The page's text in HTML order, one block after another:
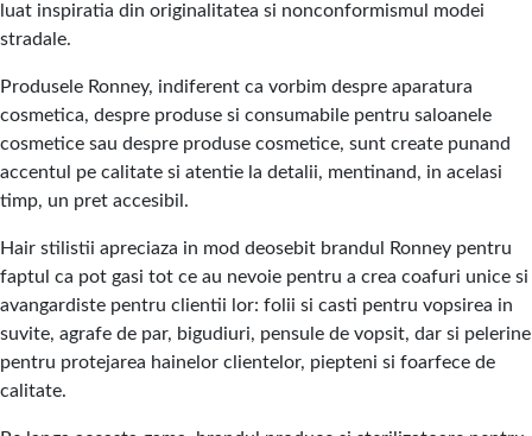
luat inspiratia din originalitatea si nonconformismul modei
stradale.
Produsele Ronney, indiferent ca vorbim despre aparatura
cosmetica, despre produse si consumabile pentru saloanele
cosmetice sau despre produse cosmetice, sunt create punand
accentul pe calitate si atentie la detalii, mentinand, in acelasi
timp, un pret accesibil.
Hair stilistii apreciaza in mod deosebit brandul Ronney pentru
faptul ca pot gasi tot ce au nevoie pentru a crea coafuri unice si
avangardiste pentru clientii lor: folii si casti pentru vopsirea in
suvite, agrafe de par, bigudiuri, pensule de vopsit, dar si pelerine
pentru protejarea hainelor clientelor, piepteni si foarfece de
calitate.